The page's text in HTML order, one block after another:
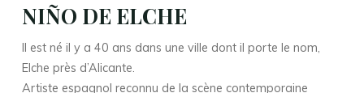
NIÑO DE ELCHE
Il est né il y a 40 ans dans une ville dont il porte le nom,
Elche près d’Alicante.
Artiste espagnol reconnu de la scène contemporaine